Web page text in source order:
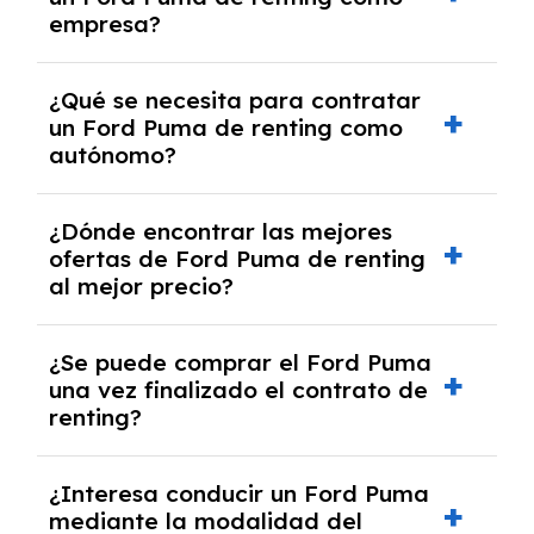
empresa?
documentación financiera y, en algunos
casos, un informe de solvencia de la empresa
y un pago inicial.
¿Qué se necesita para contratar
un Ford Puma de renting como
autónomo?
autónomos, justificante de ingresos y, en
algunos casos, un informe fiscal y un pago
inicial.
¿Dónde encontrar las mejores
ofertas de Ford Puma de renting
al mejor precio?
mejores ofertas de vehículos de renting con
todos los gastos incluidos y sin pagar
entradas.
¿Se puede comprar el Ford Puma
una vez finalizado el contrato de
renting?
renting se puede adquirir el coche. En este
caso tendrán que analizar los años, la
¿Interesa conducir un Ford Puma
mediante la modalidad del